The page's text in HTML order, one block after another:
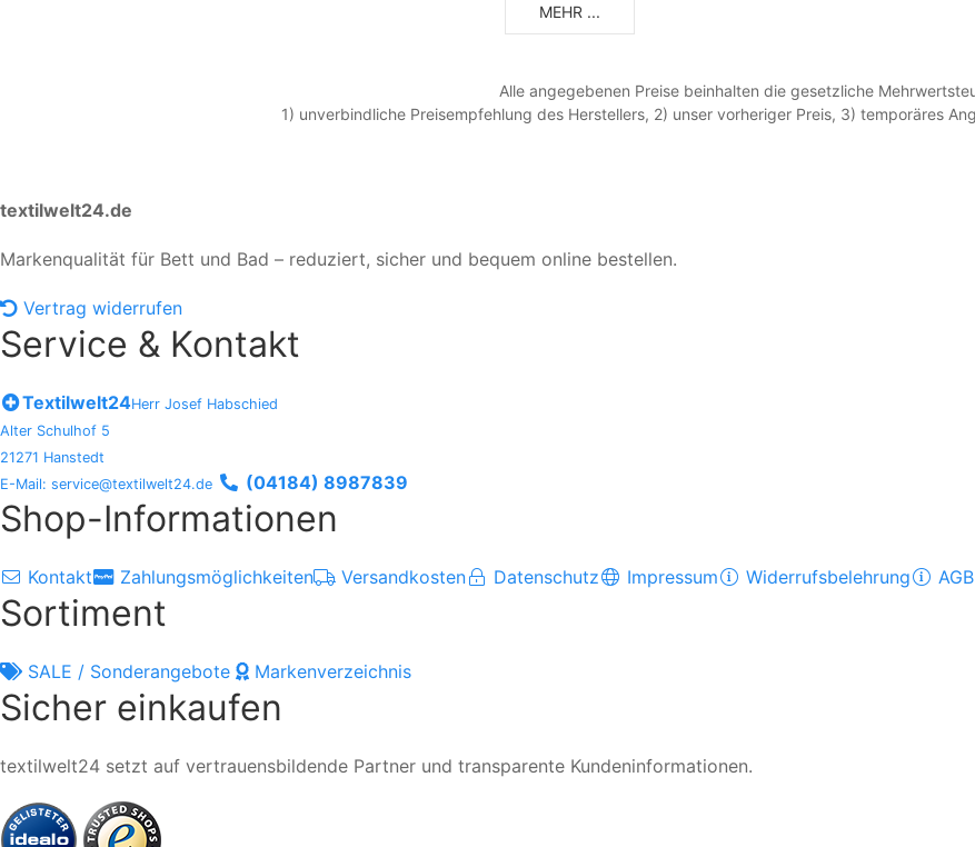
MEHR ...
Alle angegebenen Preise beinhalten die gesetzliche
1) unverbindliche Preisempfehlung des Herstellers, 2) unser vorheriger Preis, 3) temporäres
textilwelt24.de
Markenqualität für Bett und Bad – reduziert, sicher und bequem online bestellen.
Vertrag widerrufen
Service & Kontakt
Textilwelt24Herr Josef Habschied
Alter Schulhof 5
21271 Hanstedt
E-Mail: service@textilwelt24.de
(04184) 8987839
Shop-Informationen
Kontakt Zahlungsmöglichkeiten Versandkosten Datenschutz Impressum Widerrufsbelehrung AGB
Sortiment
SALE / Sonderangebote Markenverzeichnis
Sicher einkaufen
textilwelt24 setzt auf vertrauensbildende Partner und transparente Kundeninformationen.